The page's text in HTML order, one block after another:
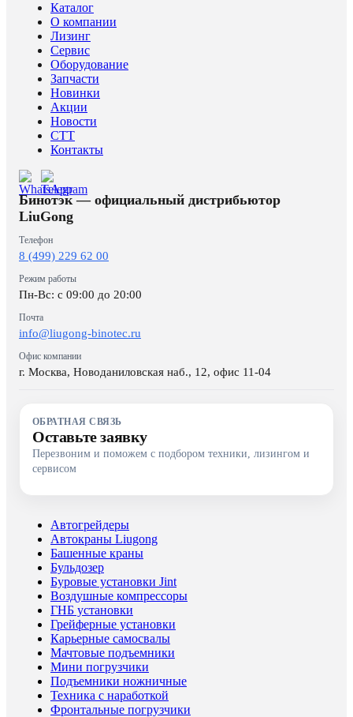
Каталог
О компании
Лизинг
Сервис
Оборудование
Запчасти
Новинки
Акции
Новости
CTT
Контакты
Бинотэк — официальный дистрибьютор
LiuGong
Телефон
8 (499) 229 62 00
Режим работы
Пн-Вс: c 09:00 до 20:00
Почта
info@liugong-binotec.ru
Офис компании
г. Москва, Новоданиловская наб., 12, офис 11-04
ОБРАТНАЯ СВЯЗЬ
Оставьте заявку
Перезвоним и поможем с подбором техники, лизингом и
сервисом
Автогрейдеры
Автокраны Liugong
Башенные краны
Бульдозер
Буровые установки Jint
Воздушные компрессоры
ГНБ установки
Грейферные установки
Карьерные самосвалы
Мачтовые подъемники
Мини погрузчики
Подъемники ножничные
Техника с наработкой
Фронтальные погрузчики